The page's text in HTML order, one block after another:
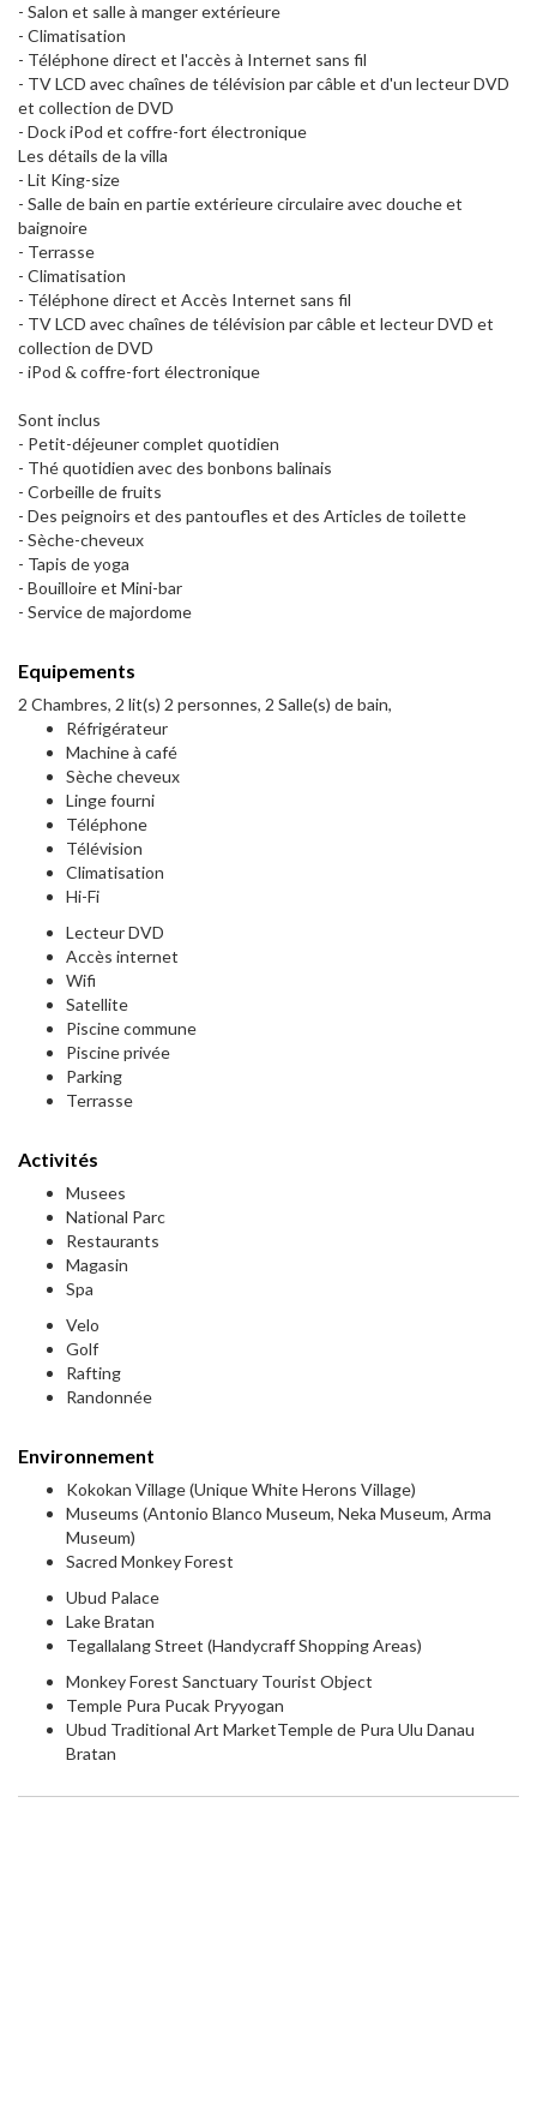
- Salon et salle à manger extérieure
- Climatisation
- Téléphone direct et l'accès à Internet sans fil
- TV LCD avec chaînes de télévision par câble et d'un lecteur DVD
et collection de DVD
- Dock iPod et coffre-fort électronique
Les détails de la villa
- Lit King-size
- Salle de bain en partie extérieure circulaire avec douche et
baignoire
- Terrasse
- Climatisation
- Téléphone direct et Accès Internet sans fil
- TV LCD avec chaînes de télévision par câble et lecteur DVD et
collection de DVD
- iPod & coffre-fort électronique
Sont inclus
- Petit-déjeuner complet quotidien
- Thé quotidien avec des bonbons balinais
- Corbeille de fruits
- Des peignoirs et des pantoufles et des Articles de toilette
- Sèche-cheveux
- Tapis de yoga
- Bouilloire et Mini-bar
- Service de majordome
Equipements
2 Chambres, 2 lit(s) 2 personnes, 2 Salle(s) de bain,
Réfrigérateur
Machine à café
Sèche cheveux
Linge fourni
Téléphone
Télévision
Climatisation
Hi-Fi
Lecteur DVD
Accès internet
Wifi
Satellite
Piscine commune
Piscine privée
Parking
Terrasse
Activités
Musees
National Parc
Restaurants
Magasin
Spa
Velo
Golf
Rafting
Randonnée
Environnement
Kokokan Village (Unique White Herons Village)
Museums (Antonio Blanco Museum, Neka Museum, Arma
Museum)
Sacred Monkey Forest
Ubud Palace
Lake Bratan
Tegallalang Street (Handycraff Shopping Areas)
Monkey Forest Sanctuary Tourist Object
Temple Pura Pucak Pryyogan
Ubud Traditional Art MarketTemple de Pura Ulu Danau
Bratan